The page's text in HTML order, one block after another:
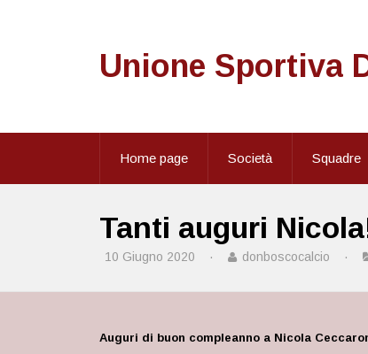
Unione Sportiva
Home page Società Squadre
Tanti auguri
10 Giugno 2020 · donboscocalcio ·
Auguri di buon compleanno a Nicola